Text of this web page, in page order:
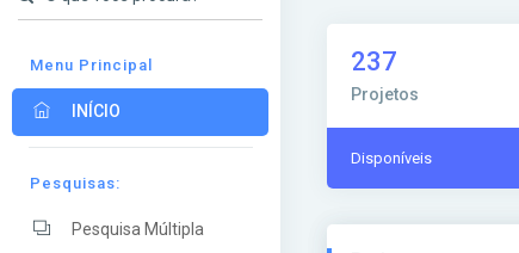
Menu Principal
INÍCIO
Pesquisas:
Pesquisa Múltipla
237
Projetos
Disponíveis